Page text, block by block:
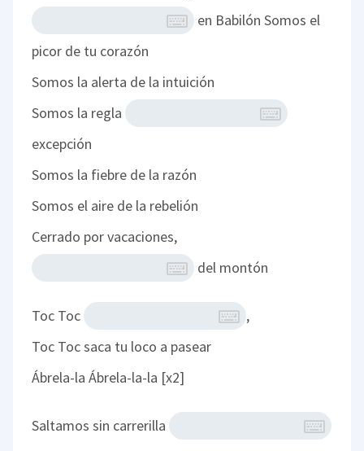
en Babilón Somos el
picor de tu corazón
Somos la alerta de la intuición
Somos la regla
excepción
Somos la fiebre de la razón
Somos el aire de la rebelión
Cerrado por vacaciones,
del montón
Toc Toc
,
Toc Toc saca tu loco a pasear
Ábrela-la Ábrela-la-la [x2]
Saltamos sin carrerilla